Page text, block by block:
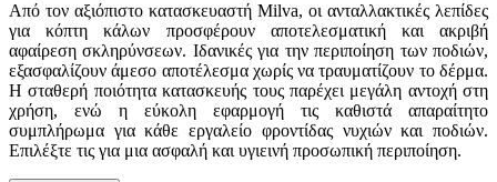
Από τον αξιόπιστο κατασκευαστή Milva, οι ανταλλακτικές λεπίδες
για κόπτη κάλων προσφέρουν αποτελεσματική και ακριβή
αφαίρεση σκληρύνσεων. Ιδανικές για την περιποίηση των ποδιών,
εξασφαλίζουν άμεσο αποτέλεσμα χωρίς να τραυματίζουν το δέρμα.
Η σταθερή ποιότητα κατασκευής τους παρέχει μεγάλη αντοχή στη
χρήση, ενώ η εύκολη εφαρμογή τις καθιστά απαραίτητο
συμπλήρωμα για κάθε εργαλείο φροντίδας νυχιών και ποδιών.
Επιλέξτε τις για μια ασφαλή και υγιεινή προσωπική περιποίηση.